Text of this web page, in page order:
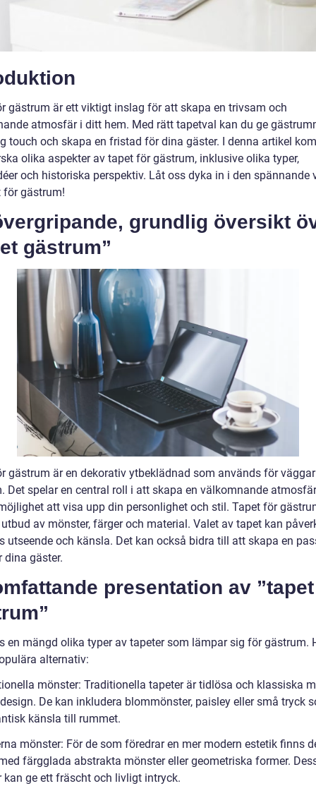
gästrum är ett viktigt inslag för att skapa en trivsam och
atmosfär i ditt hem. Med rätt tapetval kan du ge
touch och skapa en fristad för dina gäster. I denna artikel
olika aspekter av tapet för gästrum, inklusive olika typer,
och historiska perspektiv. Låt oss dyka in i den spännande
för gästrum!
grundlig översikt
gästrum”
gästrum är en dekorativ ytbeklädnad som används för
Det spelar en central roll i att skapa en välkomnande
att visa upp din personlighet och stil. Tapet för
av mönster, färger och material. Valet av tapet kan
utseende och känsla. Det kan också bidra till att skapa en
dina gäster.
presentation av ”tapet
en mängd olika typer av tapeter som lämpar sig för gästrum.
alternativ:
mönster: Traditionella tapeter är tidlösa och klassiska
De kan inkludera blommönster, paisley eller små tryck
känsla till rummet.
mönster: För de som föredrar en mer modern estetik finns
färgglada abstrakta mönster eller geometriska former.
kan ge ett fräscht och livligt intryck.